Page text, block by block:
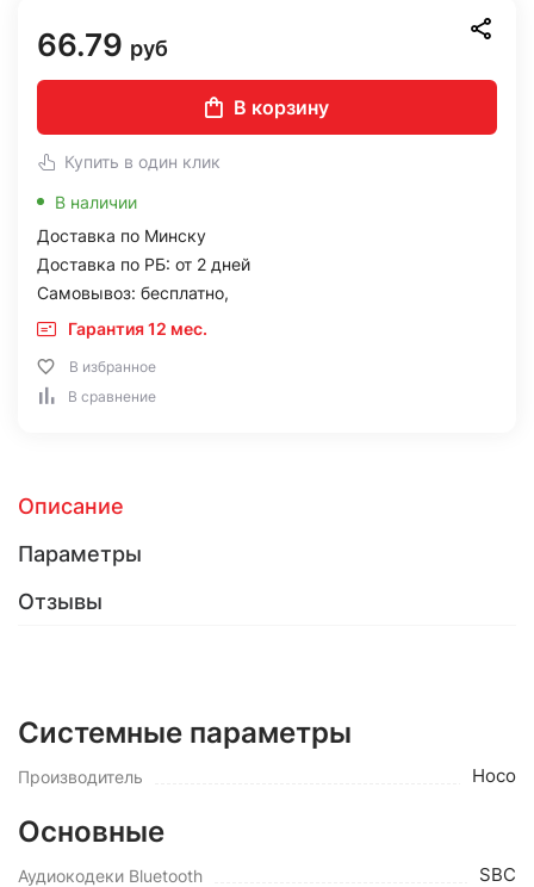
66.79 руб
В корзину
Купить в один клик
В наличии
Доставка по Минску
Доставка по РБ: от 2 дней
Самовывоз: бесплатно,
Гарантия 12 мес.
В избранное
В сравнение
Описание
Параметры
Отзывы
Системные параметры
Производитель Hoco
Основные
Аудиокодеки Bluetooth SBC